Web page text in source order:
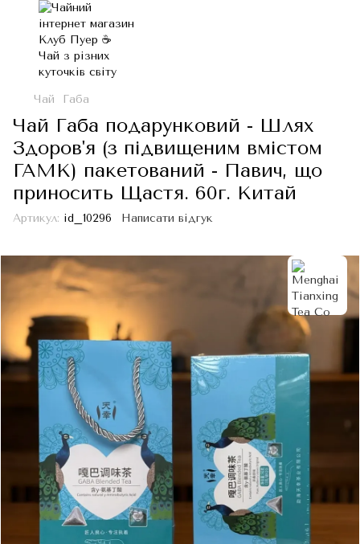
Чай Габа
Чай Габа подарунковий - Шлях
Здоров'я (з підвищеним вмістом
ГАМК) пакетований - Павич, що
приносить Щастя. 60г. Китай
Артикул: id_10296 Написати відгук